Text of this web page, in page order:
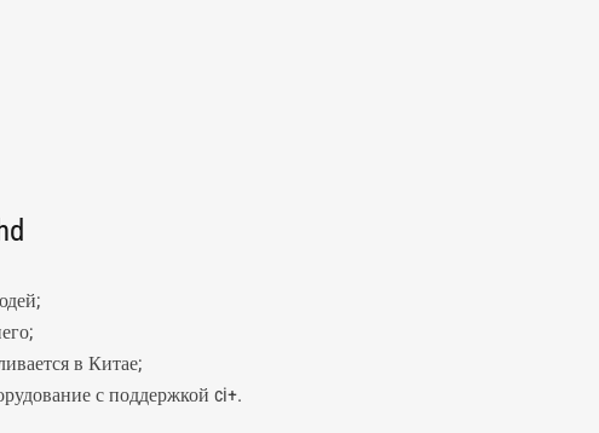
в Китае;
с поддержкой ci+.